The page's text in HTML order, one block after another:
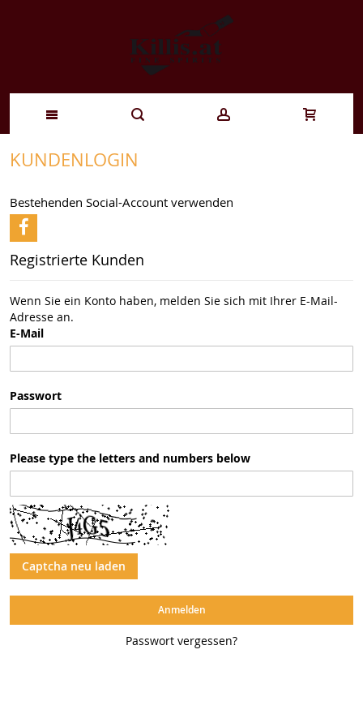
Zum
springen
KUNDENLOGIN
Bestehenden Social-Account verwenden
Registrierte Kunden
Wenn Sie ein Konto haben, melden Sie sich mit Ihrer E-Mail-
Adresse an.
E-Mail
Passwort
Please type the letters and numbers below
Captcha neu laden
Anmelden
Passwort vergessen?